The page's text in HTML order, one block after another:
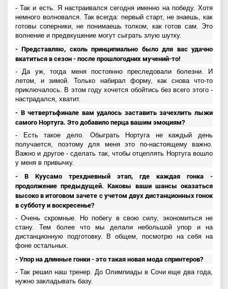
- Так и есть. Я настраивался сегодня именно на победу. Хотя
немного волновался. Так всегда: первый старт, не знаешь, как
готовы соперники, не понимаешь толком, как готов сам. Это
волнение и предвкушение могут сыграть злую шутку.
- Представляю, сколь принципиально было для вас удачно
вкатиться в сезон - после прошлогодних мучений-то!
- Да уж, тогда меня постоянно преследовали болезни. И
летом, и зимой. Только набирал форму, как снова что-то
приключалось. В этом году хочется обойтись без всего этого -
настрадался, хватит.
- В четвертьфинале вам удалось заставить зачехлить лыжи
самого Нортуга. Это добавило перца вашим эмоциям?
- Есть такое дело. Обыграть Нортуга не каждый день
получается, поэтому для меня это по-настоящему важно.
Важно и другое - сделать так, чтобы отцеплять Нортуга вошло
у меня в привычку.
- В Куусамо трехдневный этап, где каждая гонка -
продолжение предыдущей. Каковы ваши шансы оказаться
высоко в итоговом зачете с учетом двух дистанционных гонок
в субботу и воскресенье?
- Очень скромные. Но побегу в свою силу, экономиться не
стану. Тем более что мы делали небольшой упор и на
дистанционную подготовку. В общем, посмотрю на себя на
фоне остальных.
- Упор на длинные гонки - это такая новая мода спринтеров?
- Так решил наш тренер. До Олимпиады в Сочи еще два года,
нужно закладывать базу.